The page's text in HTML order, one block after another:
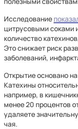
Исследование
цитрусовыми соками
количество
Это снижает риск
заболеваний,
Открытие основано
Катехины
например, в
менее 20 процентов
удаляете
чая.